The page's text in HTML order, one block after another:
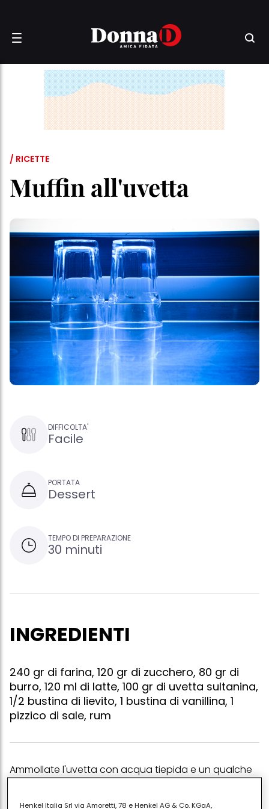
/ RICETTE
Muffin all'uvetta
DIFFICOLTA'
Facile
PORTATA
Dessert
TEMPO DI PREPARAZIONE
30 minuti
INGREDIENTI
240 gr di farina, 120 gr di zucchero, 80 gr di
burro, 120 ml di latte, 100 gr di uvetta sultanina,
1/2 bustina di lievito, 1 bustina di vanillina, 1
pizzico di sale, rum
Ammollate l'uvetta con acqua tiepida e un qualche
in una terrina, unite lo zucchero, la vanillina, il sale e
Henkel Italia Srl via Amoretti, 78 e Henkel AG & Co. KGaA,